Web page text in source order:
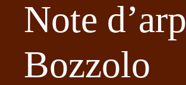
Note
Bozzolo